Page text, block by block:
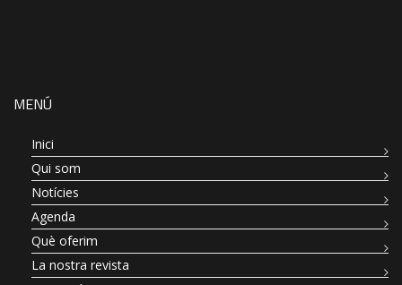
MENÚ
Inici
Qui som
Notícies
Agenda
Què oferim
La nostra revista